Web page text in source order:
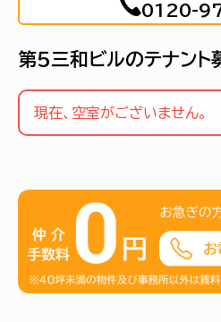
0120-
第５三和ビルのテナント
現在、空室がございません。